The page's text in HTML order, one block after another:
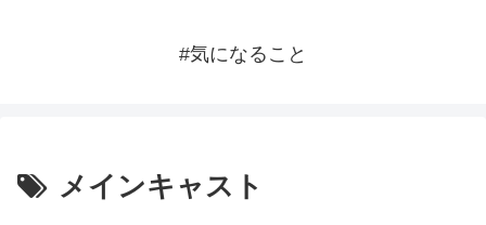
#気になること
メインキャスト